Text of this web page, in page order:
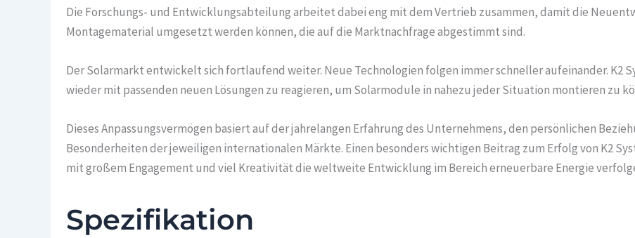
Die Forschungs- und Entwicklungsabteilung arbeitet dabei eng mit dem Vertrieb zusammen, damit die
Montagematerial umgesetzt werden können, die auf die Marktnachfrage abgestimmt sind.
Der Solarmarkt entwickelt sich fortlaufend weiter. Neue Technologien folgen immer schneller aufeinander. K2
wieder mit passenden neuen Lösungen zu reagieren, um Solarmodule in nahezu jeder Situation montieren zu
Dieses Anpassungsvermögen basiert auf der jahrelangen Erfahrung des Unternehmens, den persönlichen
Besonderheiten der jeweiligen internationalen Märkte. Einen besonders wichtigen Beitrag zum Erfolg von K2
mit großem Engagement und viel Kreativität die weltweite Entwicklung im Bereich erneuerbare Energie
Spezifikation